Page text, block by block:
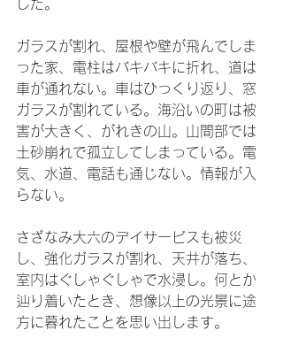
した。
ガラスが割れ、屋根や壁が飛んでしま
った家、電柱はバキバキに折れ、道は
車が通れない。車はひっくり返り、窓
ガラスが割れている。海沿いの町は被
害が大きく、がれきの山。山間部では
土砂崩れで孤立してしまっている。電
気、水道、電話も通じない。情報が入
らない。
さざなみ大六のデイサービスも被災
し、強化ガラスが割れ、天井が落ち、
室内はぐしゃぐしゃで水浸し。何とか
辿り着いたとき、想像以上の光景に途
方に暮れたことを思い出します。